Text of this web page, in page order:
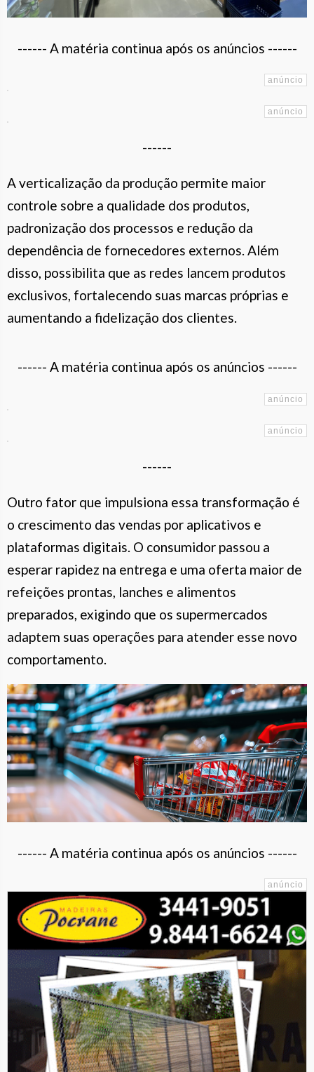
------ A matéria continua após os anúncios ------
------
A verticalização da produção permite maior
controle sobre a qualidade dos produtos,
padronização dos processos e redução da
dependência de fornecedores externos. Além
disso, possibilita que as redes lancem produtos
exclusivos, fortalecendo suas marcas próprias e
aumentando a fidelização dos clientes.
------ A matéria continua após os anúncios ------
------
Outro fator que impulsiona essa transformação é
o crescimento das vendas por aplicativos e
plataformas digitais. O consumidor passou a
esperar rapidez na entrega e uma oferta maior de
refeições prontas, lanches e alimentos
preparados, exigindo que os supermercados
adaptem suas operações para atender esse novo
comportamento.
------ A matéria continua após os anúncios ------